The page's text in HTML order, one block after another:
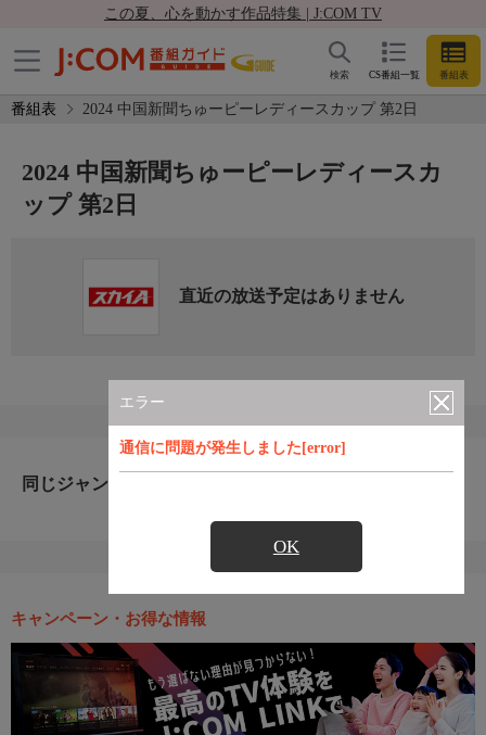
この夏、心を動かす作品特集 | J:COM TV
CS番組一覧 番組表
検索
番組表 2024 中国新聞ちゅーピーレディースカップ 第2日
エラー
通信に問題が発生しました[error]
OK
2024 中国新聞ちゅーピーレディースカ
ップ 第2日
直近の放送予定はありません
同じジャンルのおすすめ番組
キャンペーン・お得な情報